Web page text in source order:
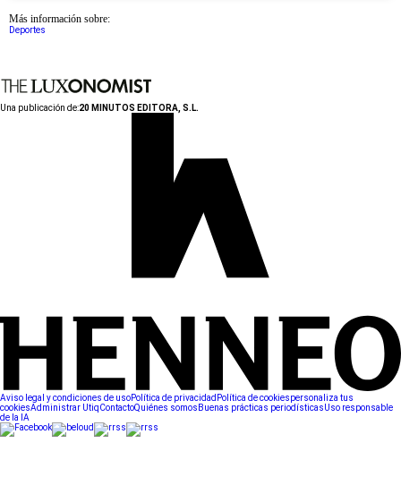
Más información sobre:
Deportes
Una publicación de:20 MINUTOS EDITORA, S.L.
Aviso legal y condiciones de usoPolítica de privacidad Política de cookiespersonaliza tus
cookiesAdministrar UtiqContactoQuiénes somos Buenas prácticas periodísticasUso responsable
de la IA